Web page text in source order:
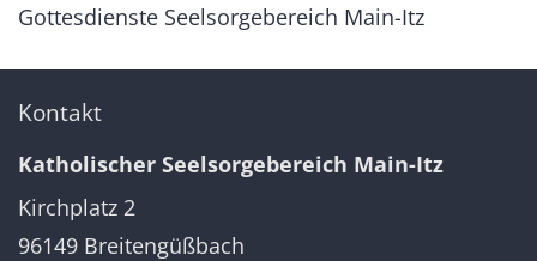
Gottesdienste Seelsorgebereich Main-Itz
Kontakt
Katholischer Seelsorgebereich Main-Itz
Kirchplatz 2
96149 Breitengüßbach